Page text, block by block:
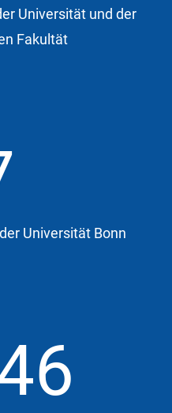
Universität und der
Fakultät
Universität Bonn